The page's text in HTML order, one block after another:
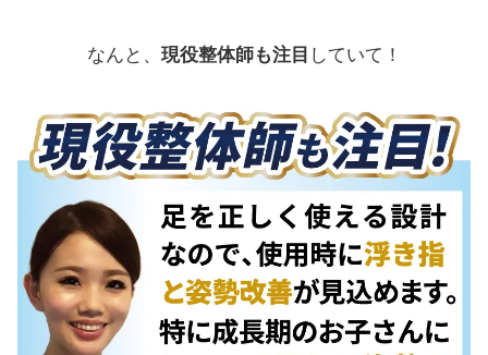
なんと、 現役整体師も注目 していて！